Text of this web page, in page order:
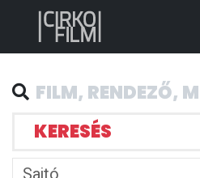
KERESÉS
Sajtó